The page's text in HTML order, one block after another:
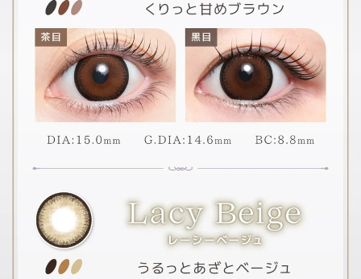
前の写真 次の写真